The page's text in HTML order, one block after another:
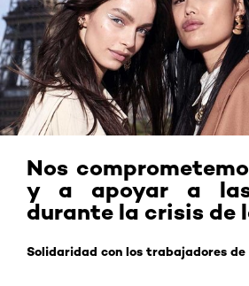
Nos
y a apoyar a las
durante la crisis de
Solidaridad con los trabajadores de